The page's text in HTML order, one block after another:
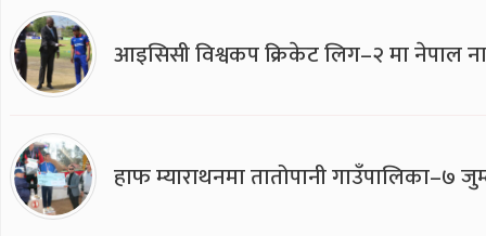
आइसिसी विश्वकप क्रिकेट लिग–२ मा नेपाल
हाफ म्याराथनमा तातोपानी गाउँपालिका–७